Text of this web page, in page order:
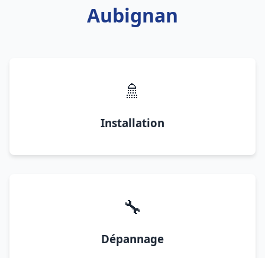
Aubignan
🚿
Installation
🔧
Dépannage